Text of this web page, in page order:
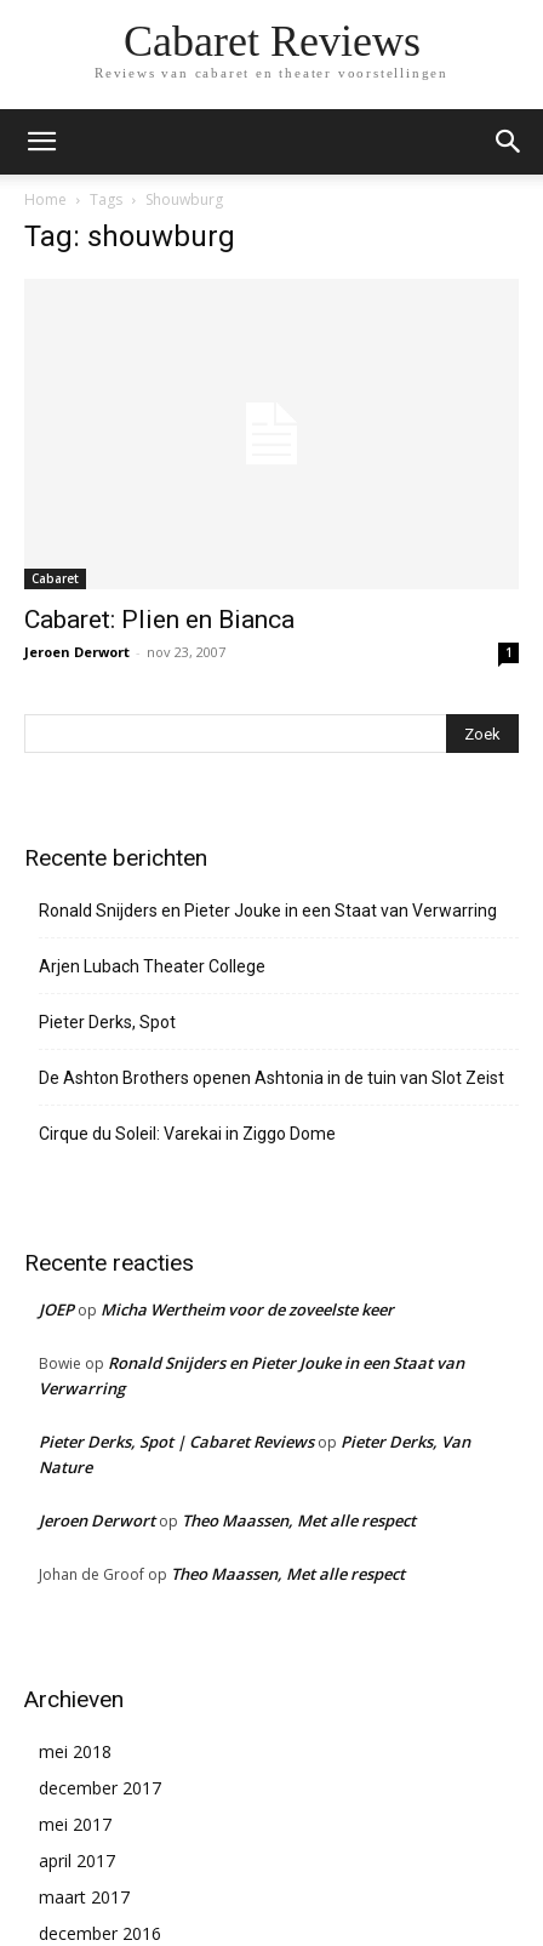
Cabaret Reviews
Reviews van cabaret en theater voorstellingen
Home Tags Shouwburg
Tag: shouwburg
Cabaret
Cabaret: Plien en Bianca
Jeroen Derwort - nov 23, 2007 1
Recente berichten
Ronald Snijders en Pieter Jouke in een Staat van Verwarring
Arjen Lubach Theater College
Pieter Derks, Spot
De Ashton Brothers openen Ashtonia in de tuin van Slot Zeist
Cirque du Soleil: Varekai in Ziggo Dome
Recente reacties
JOEPop Micha Wertheim voor de zoveelste keer
Bowie op Ronald Snijders en Pieter Jouke in een Staat van
Verwarring
Pieter Derks, Spot | Cabaret Reviewsop Pieter Derks, Van
Nature
Jeroen Derwortop Theo Maassen, Met alle respect
Johan de Groof op Theo Maassen, Met alle respect
Archieven
mei 2018
december 2017
mei 2017
april 2017
maart 2017
december 2016